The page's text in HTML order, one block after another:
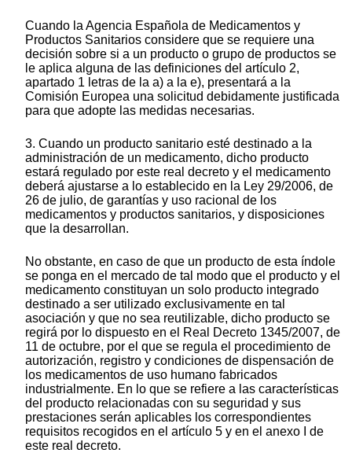
Cuando la Agencia Española de Medicamentos y
Productos Sanitarios considere que se requiere una
decisión sobre si a un producto o grupo de productos se
le aplica alguna de las definiciones del artículo 2,
apartado 1 letras de la a) a la e), presentará a la
Comisión Europea una solicitud debidamente justificada
para que adopte las medidas necesarias.
3. Cuando un producto sanitario esté destinado a la
administración de un medicamento, dicho producto
estará regulado por este real decreto y el medicamento
deberá ajustarse a lo establecido en la Ley 29/2006, de
26 de julio, de garantías y uso racional de los
medicamentos y productos sanitarios, y disposiciones
que la desarrollan.
No obstante, en caso de que un producto de esta índole
se ponga en el mercado de tal modo que el producto y el
medicamento constituyan un solo producto integrado
destinado a ser utilizado exclusivamente en tal
asociación y que no sea reutilizable, dicho producto se
regirá por lo dispuesto en el Real Decreto 1345/2007, de
11 de octubre, por el que se regula el procedimiento de
autorización, registro y condiciones de dispensación de
los medicamentos de uso humano fabricados
industrialmente. En lo que se refiere a las características
del producto relacionadas con su seguridad y sus
prestaciones serán aplicables los correspondientes
requisitos recogidos en el artículo 5 y en el anexo I de
este real decreto.